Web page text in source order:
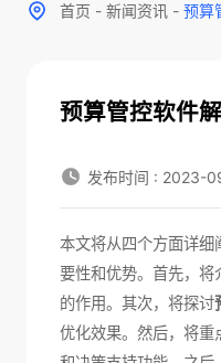
首页 - 新闻资讯 - 预算
预算管控软件
发布时间 : 2023-
本文将从四个方面详细
要性和优势。首先，将
的作用。其次，将探讨
优化效果。然后，将重